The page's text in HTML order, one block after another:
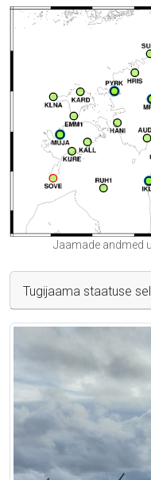
Jaamade andmed
Tugijaama staatuse